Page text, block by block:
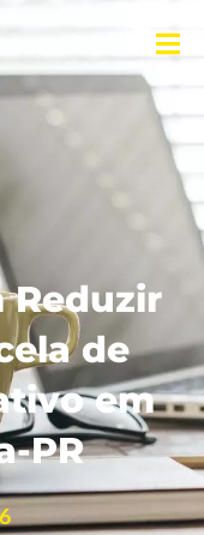
Reduzir
de
em
PR